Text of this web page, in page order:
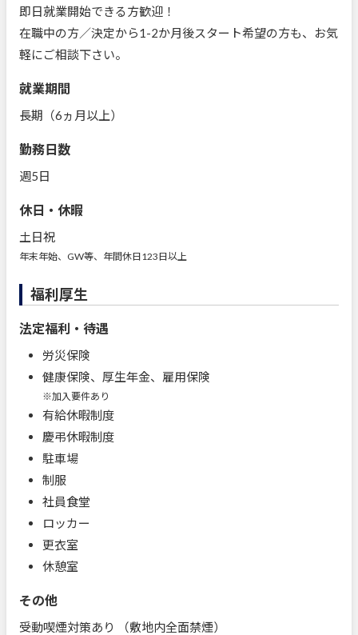
即日就業開始できる方歓迎！
在職中の方／決定から1-2か月後スタート希望の方も、お気
軽にご相談下さい。
就業期間
長期（6ヵ月以上）
勤務日数
週5日
休日・休暇
土日祝
年末年始、GW等、年間休日123日以上
福利厚生
法定福利・待遇
労災保険
健康保険、厚生年金、雇用保険
※加入要件あり
有給休暇制度
慶弔休暇制度
駐車場
制服
社員食堂
ロッカー
更衣室
休憩室
その他
受動喫煙対策あり （敷地内全面禁煙）